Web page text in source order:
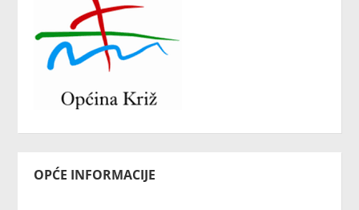
OPĆE INFORMACIJE